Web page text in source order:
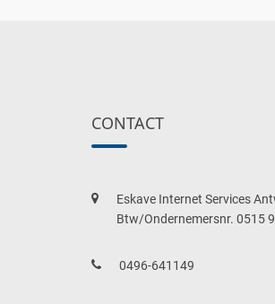
CONTACT
Eskave Internet Services
Btw/Ondernemersnr. 0515
0496-641149